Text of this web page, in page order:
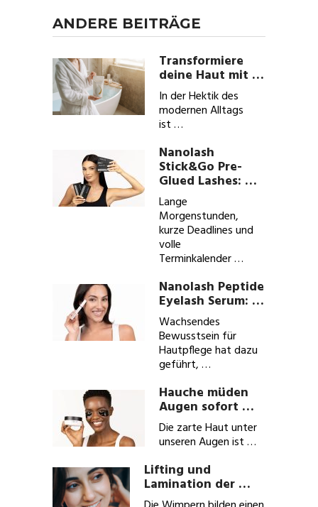
ANDERE BEITRÄGE
Transformiere
deine Haut mit …
In der Hektik des
modernen Alltags
ist …
Nanolash
Stick&Go Pre-
Glued Lashes: …
Lange
Morgenstunden,
kurze Deadlines und
volle
Terminkalender …
Nanolash Peptide
Eyelash Serum: …
Wachsendes
Bewusstsein für
Hautpflege hat dazu
geführt, …
Hauche müden
Augen sofort …
Die zarte Haut unter
unseren Augen ist …
Lifting und
Lamination der …